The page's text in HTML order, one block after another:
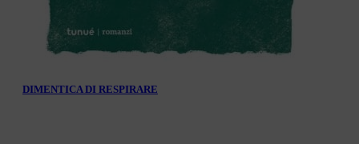
DIMENTICA DI RESPIRARE